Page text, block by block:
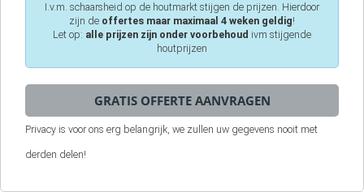
I.v.m. schaarsheid op de houtmarkt stijgen de prijzen. Hierdoor
zijn de offertes maar maximaal 4 weken geldig!
Let op: alle prijzen zijn onder voorbehoud ivm stijgende
houtprijzen
Privacy is voor ons erg belangrijk, we zullen uw gegevens nooit met
derden delen!